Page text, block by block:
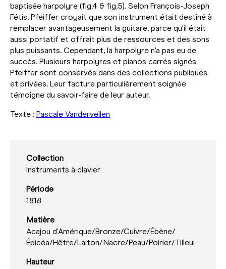
baptisée harpolyre (fig.4 & fig.5). Selon François-Joseph
Fétis, Pfeiffer croyait que son instrument était destiné à
remplacer avantageusement la guitare, parce qu'il était
aussi portatif et offrait plus de ressources et des sons
plus puissants. Cependant, la harpolyre n'a pas eu de
succès. Plusieurs harpolyres et pianos carrés signés
Pfeiffer sont conservés dans des collections publiques
et privées. Leur facture particulièrement soignée
témoigne du savoir-faire de leur auteur.
Texte : Pascale Vandervellen
Collection
Instruments à clavier
Période
1818
Matière
Acajou d'Amérique/Bronze/Cuivre/Ébène/
Épicéa/Hêtre/Laiton/Nacre/Peau/Poirier/Tilleul
Hauteur